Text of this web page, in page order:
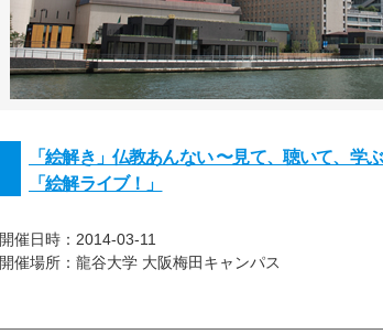
「絵解き」仏教あんない 〜見て、聴いて、学
「絵解ライブ！」
開催日時： 2014-03-11
開催場所： 龍谷大学 大阪梅田キャンパス